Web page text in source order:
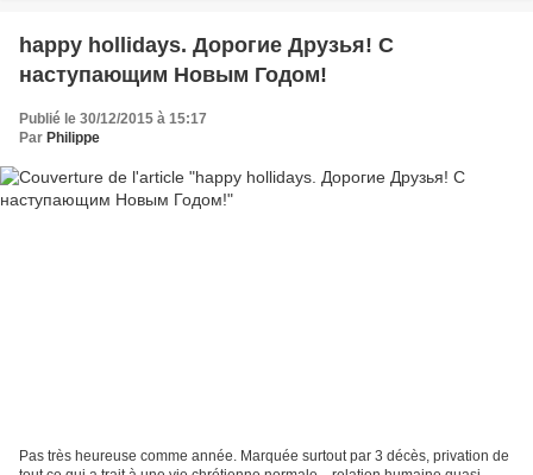
happy hollidays. Дорогие Друзья! С
наступающим Новым Годом!
Publié le 30/12/2015 à 15:17
Par Philippe
Pas très heureuse comme année. Marquée surtout par 3 décès, privation de